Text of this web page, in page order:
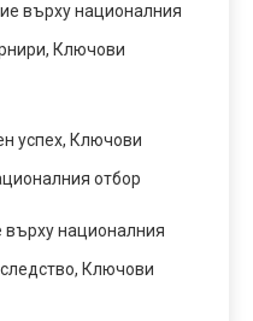
върху националния
Ключови
успех, Ключови
отбор
върху националния
Ключови